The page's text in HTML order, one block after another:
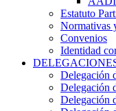
Estatuto
Normativas
Convenios
Identidad
Delegación
Delegación
Delegación